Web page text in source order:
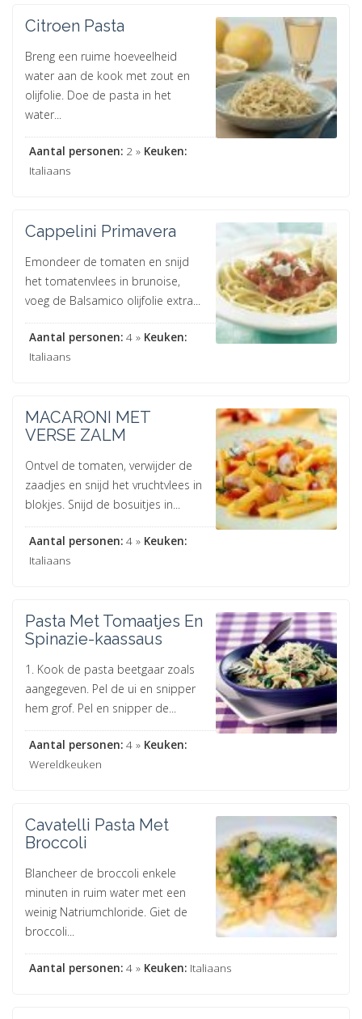
Citroen Pasta
Breng een ruime hoeveelheid
water aan de kook met zout en
olijfolie. Doe de pasta in het
water...
Aantal personen: 2 » Keuken:
Italiaans
Cappelini Primavera
Emondeer de tomaten en snijd
het tomatenvlees in brunoise,
voeg de Balsamico olijfolie extra...
Aantal personen: 4 » Keuken:
Italiaans
MACARONI MET
VERSE ZALM
Ontvel de tomaten, verwijder de
zaadjes en snijd het vruchtvlees in
blokjes. Snijd de bosuitjes in...
Aantal personen: 4 » Keuken:
Italiaans
Pasta Met Tomaatjes En
Spinazie-kaassaus
1. Kook de pasta beetgaar zoals
aangegeven. Pel de ui en snipper
hem grof. Pel en snipper de...
Aantal personen: 4 » Keuken:
Wereldkeuken
Cavatelli Pasta Met
Broccoli
Blancheer de broccoli enkele
minuten in ruim water met een
weinig Natriumchloride. Giet de
broccoli...
Aantal personen: 4 » Keuken: Italiaans